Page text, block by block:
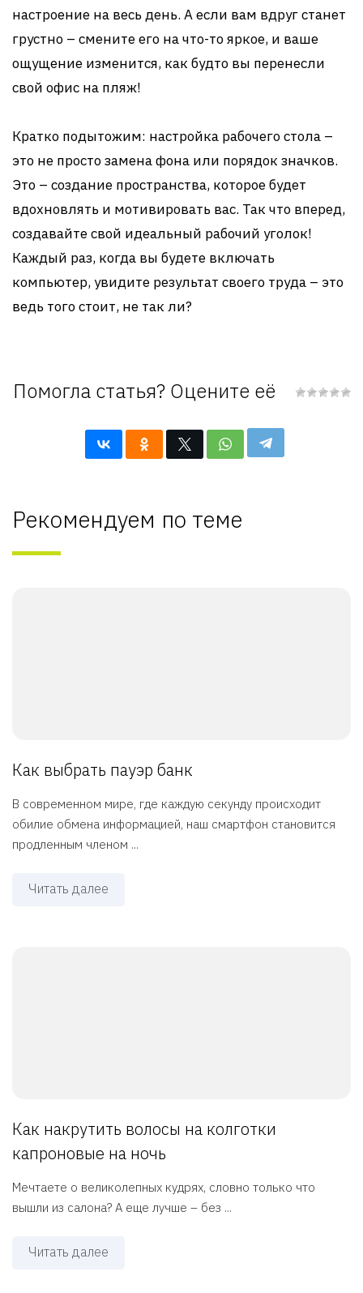
настроение на весь день. А если вам вдруг станет
грустно – смените его на что-то яркое, и ваше
ощущение изменится, как будто вы перенесли
свой офис на пляж!
Кратко подытожим: настройка рабочего стола –
это не просто замена фона или порядок значков.
Это – создание пространства, которое будет
вдохновлять и мотивировать вас. Так что вперед,
создавайте свой идеальный рабочий уголок!
Каждый раз, когда вы будете включать
компьютер, увидите результат своего труда – это
ведь того стоит, не так ли?
Помогла статья? Оцените её
Рекомендуем по теме
Как выбрать пауэр банк
В современном мире, где каждую секунду происходит
обилие обмена информацией, наш смартфон становится
продленным членом ...
Читать далее
Как накрутить волосы на колготки
капроновые на ночь
Мечтаете о великолепных кудрях, словно только что
вышли из салона? А еще лучше – без ...
Читать далее